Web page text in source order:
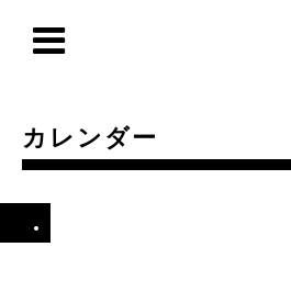
カレンダー
.